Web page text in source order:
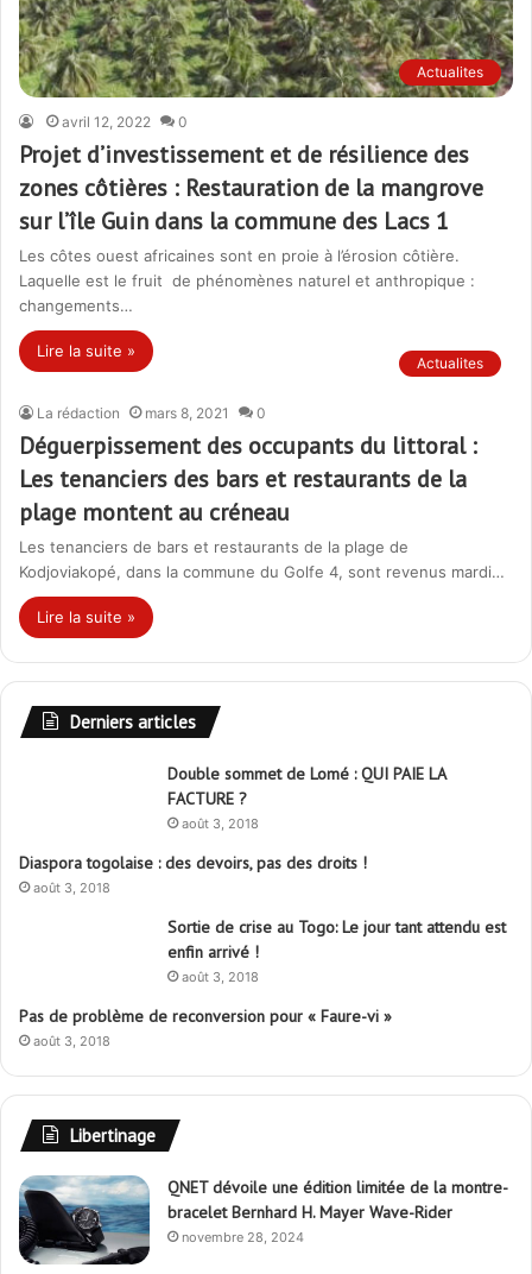
Actualites
avril 12, 2022 0
Projet d’investissement et de résilience des
zones côtières : Restauration de la mangrove
sur l’île Guin dans la commune des Lacs 1
Les côtes ouest africaines sont en proie à l’érosion côtière.
Laquelle est le fruit de phénomènes naturel et anthropique :
changements…
Lire la suite »
Actualites
La rédaction mars 8, 2021 0
Déguerpissement des occupants du littoral :
Les tenanciers des bars et restaurants de la
plage montent au créneau
Les tenanciers de bars et restaurants de la plage de
Kodjoviakopé, dans la commune du Golfe 4, sont revenus mardi…
Lire la suite »
Derniers articles
Double sommet de Lomé : QUI PAIE LA
FACTURE ?
août 3, 2018
Diaspora togolaise : des devoirs, pas des droits !
août 3, 2018
Sortie de crise au Togo: Le jour tant attendu est
enfin arrivé !
août 3, 2018
Pas de problème de reconversion pour « Faure-vi »
août 3, 2018
Libertinage
QNET dévoile une édition limitée de la montre-
bracelet Bernhard H. Mayer Wave-Rider
novembre 28, 2024